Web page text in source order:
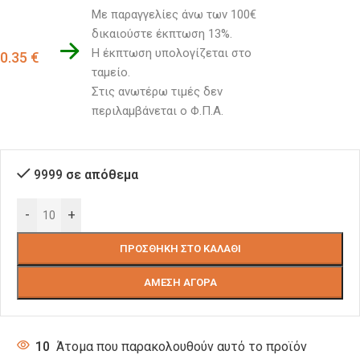
0.35 €
Με παραγγελίες άνω των 100€
δικαιούστε έκπτωση 13%.
Η έκπτωση υπολογίζεται στο
ταμείο.
Στις ανωτέρω τιμές δεν
περιλαμβάνεται ο Φ.Π.Α.
9999 σε απόθεμα
- +
ΠΡΟΣΘΉΚΗ ΣΤΟ ΚΑΛΆΘΙ
ΆΜΕΣΗ ΑΓΟΡΆ
10 Άτομα που παρακολουθούν αυτό το προϊόν